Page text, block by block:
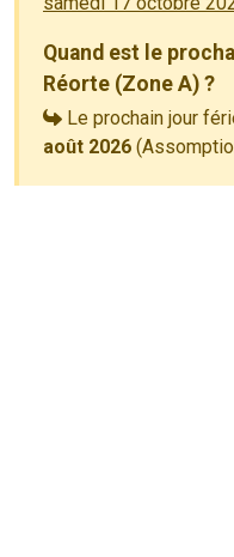
Quand est le
Réorte (Zone A) ?
Le prochain jour
août 2026